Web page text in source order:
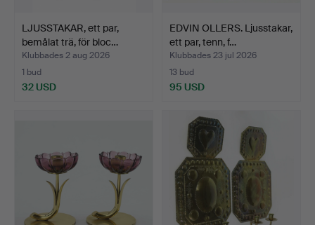
LJUSSTAKAR, ett par,
bemålat trä, för bloc…
Klubbades 2 aug 2026
1 bud
32 USD
EDVIN OLLERS. Ljusstakar,
ett par, tenn, f…
Klubbades 23 jul 2026
13 bud
95 USD